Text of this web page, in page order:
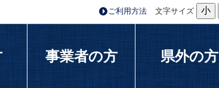
ご利用方法 文字サイズ 小
事業者の方 県外の方